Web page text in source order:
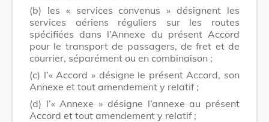
(b) les « services convenus » désignent les
services aériens réguliers sur les routes
spécifiées dans l’Annexe du présent Accord
pour le transport de passagers, de fret et de
courrier, séparément ou en combinaison ;
(c) l’« Accord » désigne le présent Accord, son
Annexe et tout amendement y relatif ;
(d) l’« Annexe » désigne l’annexe au présent
Accord et tout amendement y relatif ;